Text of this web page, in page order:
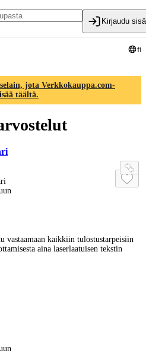
Kirjaudu
fi
jota Verkkokauppa.com-
täältä.
vastaamaan kaikkiin tulostustarpeisiin
aina laserlaatuisen tekstin